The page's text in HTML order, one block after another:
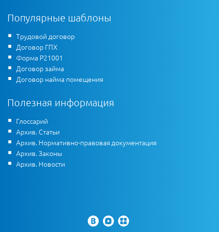
Популярные шаблоны
Трудовой договор
Договор ГПХ
Форма Р21001
Договор займа
Договор найма помещения
Полезная информация
Глоссарий
Архив. Статьи
Архив. Нормативно-правовая документация
Архив. Законы
Архив. Новости